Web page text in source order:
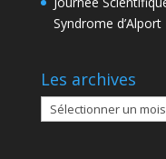
Syndrome d’Alport
Les archives
Les
archives